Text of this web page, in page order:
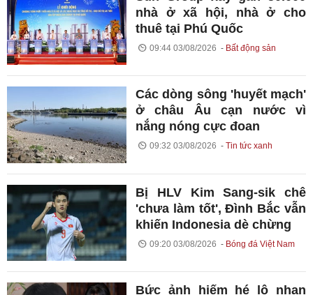
nhà ở xã hội, nhà ở cho
thuê tại Phú Quốc
09:44 03/08/2026 Bất động sản
Các dòng sông 'huyết mạch'
ở châu Âu cạn nước vì
nắng nóng cực đoan
09:32 03/08/2026 Tin tức xanh
Bị HLV Kim Sang-sik chê
'chưa làm tốt', Đình Bắc vẫn
khiến Indonesia dè chừng
09:20 03/08/2026 Bóng đá Việt Nam
Bức ảnh hiếm hé lộ nhan